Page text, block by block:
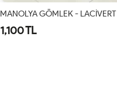
MANOLYA GÖMLEK - LACİVERT
1,100 TL